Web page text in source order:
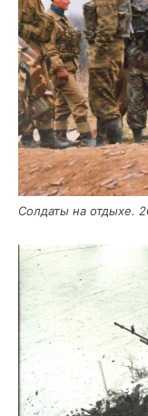
Сол­да­ты на отды­хе.